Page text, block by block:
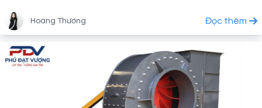
Hoàng Thương Đọc thêm